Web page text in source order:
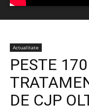
Actualitate
PESTE
DE CJP